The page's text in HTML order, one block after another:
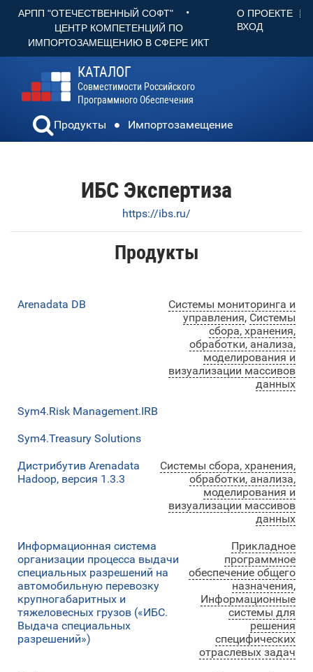
АРПП "ОТЕЧЕСТВЕННЫЙ СОФТ" •
ЦЕНТР КОМПЕТЕНЦИЙ ПО
ИМПОРТОЗАМЕЩЕНИЮ В СФЕРЕ ИКТ
О ПРОЕКТЕ
ВХОД
КАТАЛОГ
Совместимости Российского
Программного Обеспечения
Продукты Импортозамещение
ИБС Экспертиза
https://ibs.ru/
Продукты
Arenadata DB
Системы мониторинга и
управления, Системы
сбора, хранения,
обработки, анализа,
моделирования и
визуализации массивов
данных
Sym4.Risk Management.IRB
Sym4.Treasury Solutions
Дистрибутив Arenadata
Hadoop, версия 1.3.3
Системы сбора, хранения,
обработки, анализа,
моделирования и
визуализации массивов
данных
Информационная система
организации процесса выдачи
специальных разрешений на
автомобильную перевозку
крупногабаритных и
тяжеловесных грузов («ИБС.
Выдача специальных
разрешений»)
Прикладное
программное
обеспечение общего
назначения,
Информационные
системы для
решения
специфических
отраслевых задач